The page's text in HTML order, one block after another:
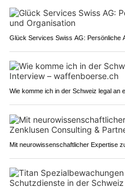
Glück Services Swiss AG: Persönliche
Wie komme ich in der Schweiz legal an
Mit neurowissenschaftlicher Expertise